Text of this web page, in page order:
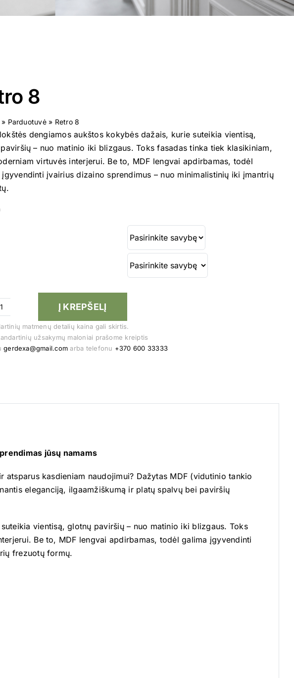
8
Parduotuvė» Retro 8
dengiamos aukštos kokybės dažais, kurie suteikia vientisą,
– nuo matinio iki blizgaus. Toks fasadas tinka tiek klasikiniam,
virtuvės interjerui. Be to, MDF lengvai apdirbamas, todėl
įgyvendinti įvairius dizaino sprendimus – nuo minimalistinių iki įmantrių
produkto
kiekis:
Retro
8
Į KREPŠELĮ
matmenų detalių kaina gali skirtis.
užsakymų maloniai prašome kreiptis
gerdexa@gmail.com arba telefonu +370 600 33333
jūsų namams
kasdieniam naudojimui? Dažytas MDF (vidutinio tankio
eleganciją, ilgaamžiškumą ir platų spalvų bei paviršių
vientisą, glotnų paviršių – nuo matinio iki blizgaus. Toks
Be to, MDF lengvai apdirbamas, todėl galima įgyvendinti
frezuotų formų.